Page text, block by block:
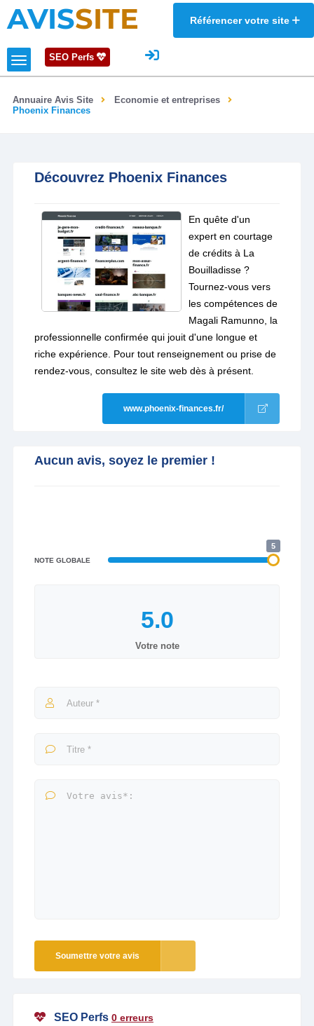
AVISSITE Référencer votre site
SEO Perfs
Annuaire Avis Site
Economie et entreprises
Phoenix Finances
Découvrez Phoenix Finances
En quête d'un
expert en courtage
de crédits à La
Bouilladisse ?
Tournez-vous vers
les compétences de
Magali Ramunno, la
professionnelle confirmée qui jouit d'une longue et
riche expérience. Pour tout renseignement ou prise de
rendez-vous, consultez le site web dès à présent.
www.phoenix-finances.fr/
Aucun avis, soyez le premier !
NOTE GLOBALE
5
Votre note
Soumettre votre avis
SEO Perfs 0 erreurs